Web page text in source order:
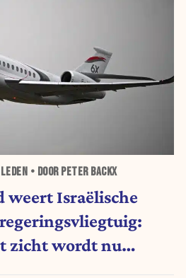
• DOOR PETER BACKX
weert Israëlische
zicht wordt nu